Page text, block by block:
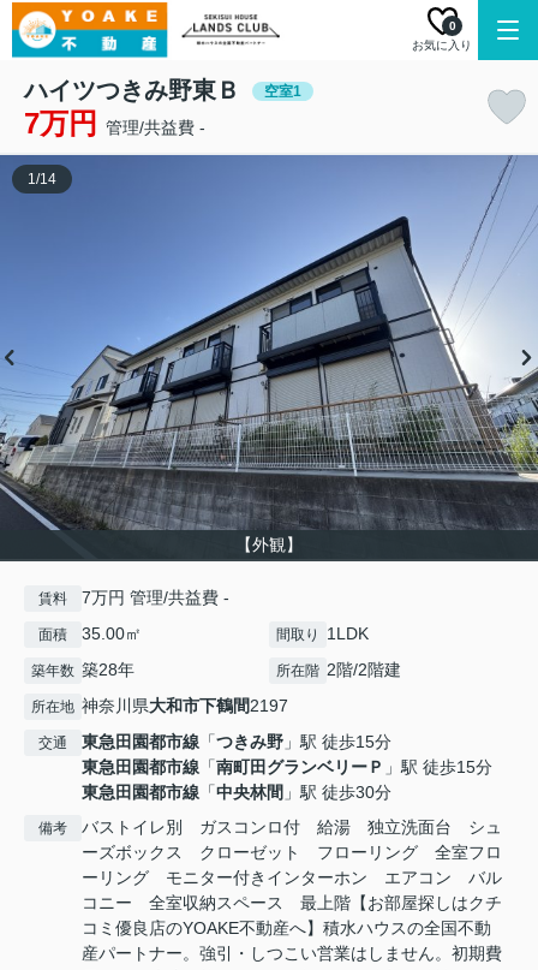
お気に入り
0
ハイツつきみ野東Ｂ 空室1
7万円 管理/共益費 -
【外観】
1/14
賃料 7万円 管理/共益費 -
面積 35.00㎡ 間取り 1LDK
築年数 築28年 所在階 2階/2階建
所在地 神奈川県大和市下鶴間2197
交通 東急田園都市線 「つきみ野 」駅 徒歩15分
東急田園都市線 「南町田グランベリーＰ 」駅 徒歩15分
東急田園都市線 「中央林間 」駅 徒歩30分
備考
バストイレ別 ガスコンロ付 給湯 独立洗面台 シュ
ーズボックス クローゼット フローリング 全室フロ
ーリング モニター付きインターホン エアコン バル
コニー 全室収納スペース 最上階【お部屋探しはクチ
コミ優良店のYOAKE不動産へ】積水ハウスの全国不動
産パートナー。強引・しつこい営業はしません。初期費